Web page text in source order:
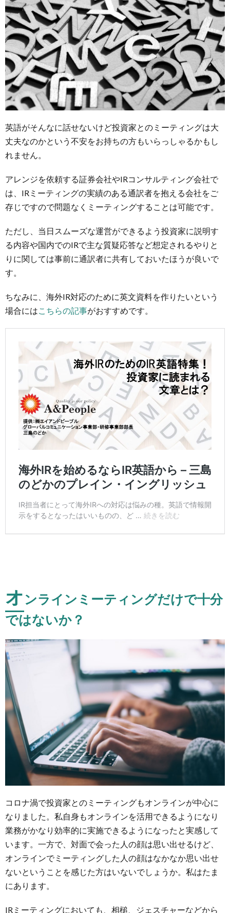
英語がそんなに話せないけど投資家とのミーティングは大
丈夫なのかという不安をお持ちの方もいらっしゃるかもし
れません。
アレンジを依頼する証券会社やIRコンサルティング会社で
は、IRミーティングの実績のある通訳者を抱える会社をご
存じですので問題なくミーティングすることは可能です。
ただし、当日スムーズな運営ができるよう投資家に説明す
る内容や国内でのIRで主な質疑応答など想定されるやりと
りに関しては事前に通訳者に共有しておいたほうが良いで
す。
ちなみに、海外IR対応のために英文資料を作りたいという
場合にはこちらの記事がおすすめです。
オ ンラインミーティングだけで十分
ではないか？
コロナ渦で投資家とのミーティングもオンラインが中心に
なりました。私自身もオンラインを活用できるようになり
業務がかなり効率的に実施できるようになったと実感して
います。一方で、対面で会った人の顔は思い出せるけど、
オンラインでミーティングした人の顔はなかなか思い出せ
ないということを感じた方はいないでしょうか。私はたま
にあります。
IRミーティングにおいても、相槌、ジェスチャーなどから